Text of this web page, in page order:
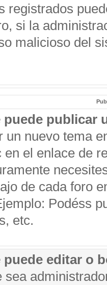
registrados
si la
malicioso del
puede publicar
un nuevo tema
en el enlace de
de cada foro
Podéss
etc.
puede editar o
sea